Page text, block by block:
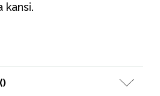
kansi.
)